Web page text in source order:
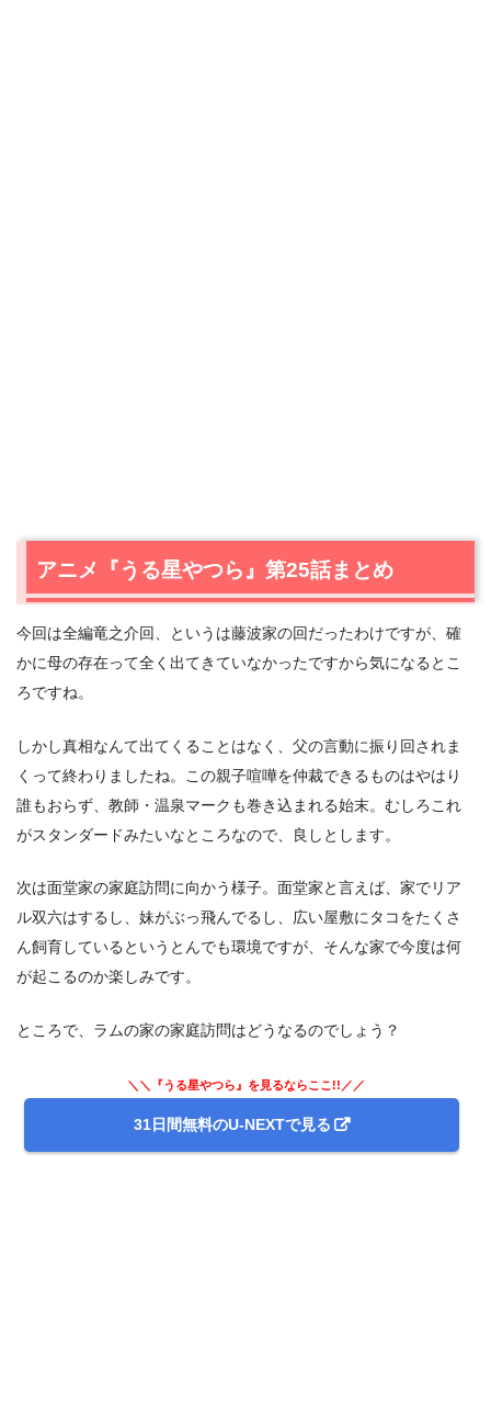
アニメ『うる星やつら』第25話まとめ
今回は全編竜之介回、というは藤波家の回だったわけですが、確
かに母の存在って全く出てきていなかったですから気になるとこ
ろですね。
しかし真相なんて出てくることはなく、父の言動に振り回されま
くって終わりましたね。この親子喧嘩を仲裁できるものはやはり
誰もおらず、教師・温泉マークも巻き込まれる始末。むしろこれ
がスタンダードみたいなところなので、良しとします。
次は面堂家の家庭訪問に向かう様子。面堂家と言えば、家でリア
ル双六はするし、妹がぶっ飛んでるし、広い屋敷にタコをたくさ
ん飼育しているというとんでも環境ですが、そんな家で今度は何
が起こるのか楽しみです。
ところで、ラムの家の家庭訪問はどうなるのでしょう？
＼＼『うる星やつら』を見るならここ!!／／
31日間無料のU-NEXTで見る